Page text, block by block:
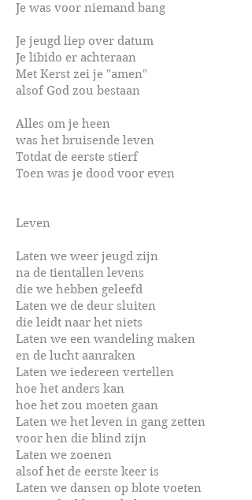
Je was voor niemand bang
Je jeugd liep over datum
Je libido er achteraan
Met Kerst zei je "amen"
alsof God zou bestaan
Alles om je heen
was het bruisende leven
Totdat de eerste stierf
Toen was je dood voor even
Leven
Laten we weer jeugd zijn
na de tientallen levens
die we hebben geleefd
Laten we de deur sluiten
die leidt naar het niets
Laten we een wandeling maken
en de lucht aanraken
Laten we iedereen vertellen
hoe het anders kan
hoe het zou moeten gaan
Laten we het leven in gang zetten
voor hen die blind zijn
Laten we zoenen
alsof het de eerste keer is
Laten we dansen op blote voeten